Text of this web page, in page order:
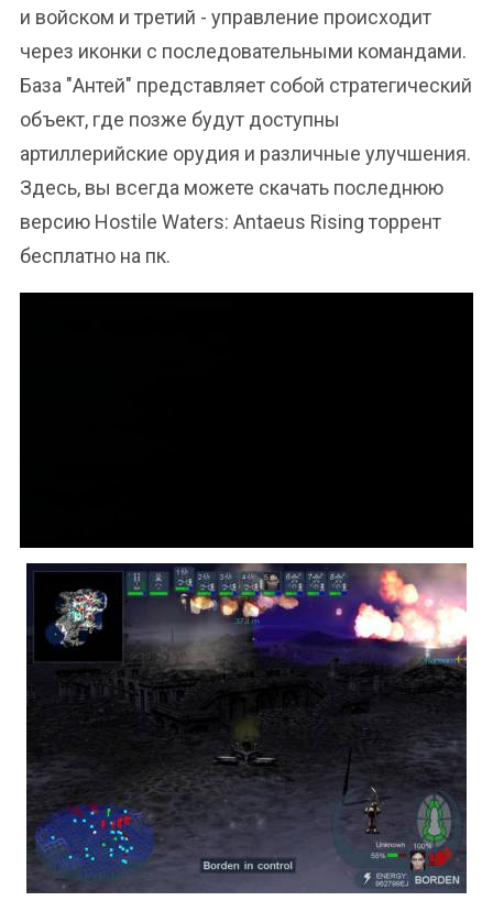
и войском и третий - управление происходит
через иконки с последовательными командами.
База "Антей" представляет собой стратегический
объект, где позже будут доступны
артиллерийские орудия и различные улучшения.
Здесь, вы всегда можете скачать последнюю
версию Hostile Waters: Antaeus Rising торрент
бесплатно на пк.